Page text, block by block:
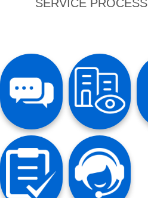
SERVICE PROCESS